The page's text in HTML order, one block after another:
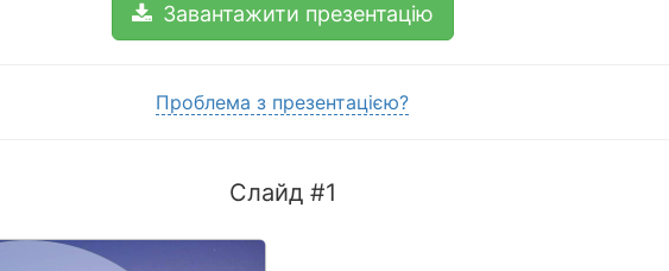
Завантажити презентацію
Проблема з презентацією?
Слайд #1